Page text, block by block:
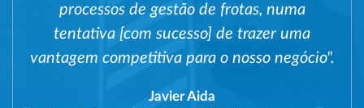
processos de gestão de frotas, numa
tentativa [com sucesso] de trazer uma
vantagem competitiva para o nosso negócio".
Javier Aida